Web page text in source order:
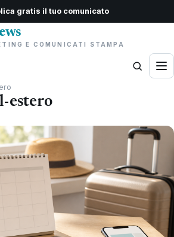
gratis il tuo comunicato
E COMUNICATI STAMPA
estero